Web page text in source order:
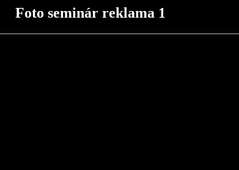
Foto seminár reklama 1